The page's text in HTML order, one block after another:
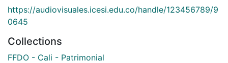
https://audiovisuales.icesi.edu.co/handle/123456789/9
0645
Collections
FFDO - Cali - Patrimonial